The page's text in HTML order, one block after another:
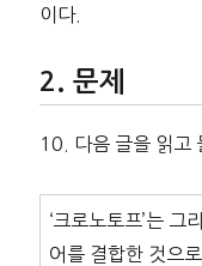
이다.
문제
10. 다음 글을 읽고
‘크로노토프’는 그
어를 결합한 것으